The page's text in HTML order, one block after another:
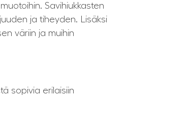
Savihiukkasten
ja tiheyden. Lisäksi
väriin ja muihin
sopivia erilaisiin